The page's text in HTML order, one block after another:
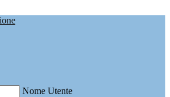
Nome Utente